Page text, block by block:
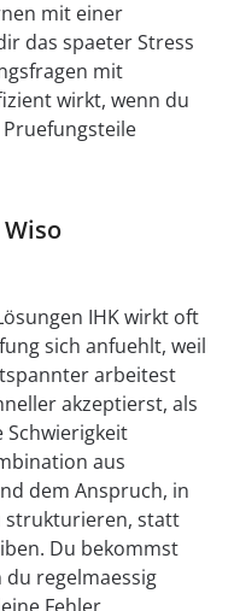
mit einer
das spaeter Stress
mit
wirkt, wenn du
IHK wirkt oft
sich anfuehlt, weil
arbeitest
akzeptierst, als
Schwierigkeit
aus
dem Anspruch, in
strukturieren, statt
Du bekommst
du regelmaessig